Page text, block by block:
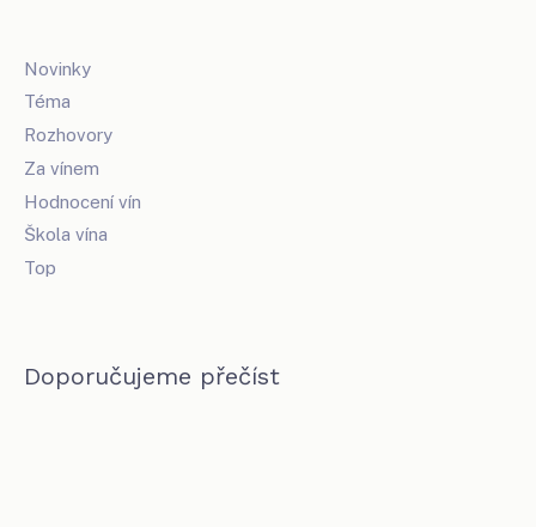
Novinky
Téma
Rozhovory
Za vínem
Hodnocení vín
Škola vína
Top
Doporučujeme přečíst